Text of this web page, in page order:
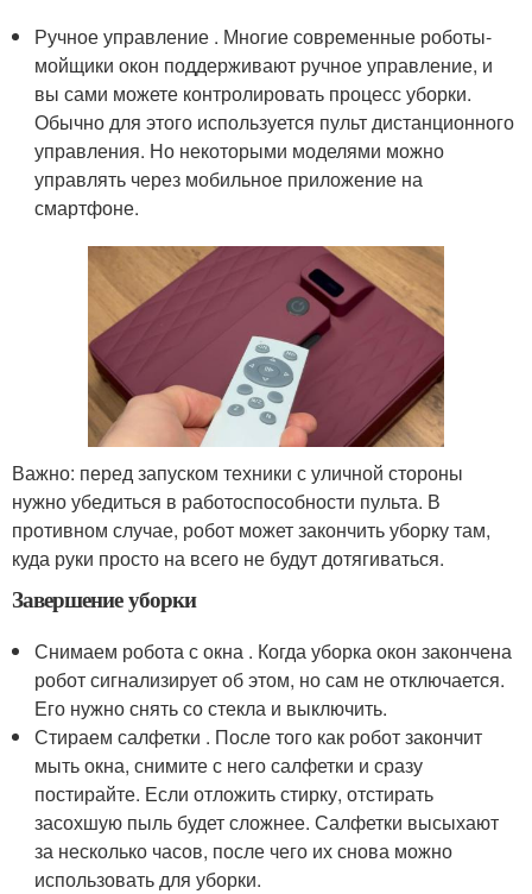
Ручное управление . Многие современные роботы-
мойщики окон поддерживают ручное управление, и
вы сами можете контролировать процесс уборки.
Обычно для этого используется пульт дистанционного
управления. Но некоторыми моделями можно
управлять через мобильное приложение на
смартфоне.
Важно: перед запуском техники с уличной стороны
нужно убедиться в работоспособности пульта. В
противном случае, робот может закончить уборку там,
куда руки просто на всего не будут дотягиваться.
Завершение уборки
Снимаем робота с окна . Когда уборка окон закончена
робот сигнализирует об этом, но сам не отключается.
Его нужно снять со стекла и выключить.
Стираем салфетки . После того как робот закончит
мыть окна, снимите с него салфетки и сразу
постирайте. Если отложить стирку, отстирать
засохшую пыль будет сложнее. Салфетки высыхают
за несколько часов, после чего их снова можно
использовать для уборки.